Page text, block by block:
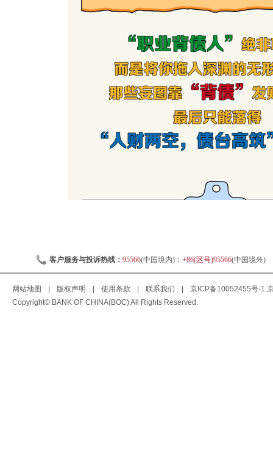
客户服务与投诉热线： 95566(中国境内)； +86(区号)95566(中国境外)
网站地图 版权声明 使用条款 联系我们 京ICP备10052455号-1
Copyright© BANK OF CHINA(BOC) All Rights Reserved.